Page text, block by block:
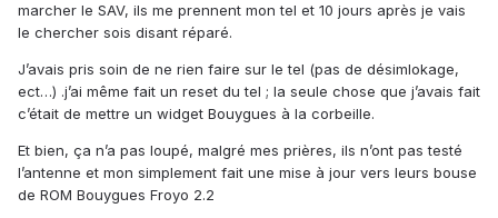
marcher le SAV, ils me prennent mon tel et 10 jours après je vais
le chercher sois disant réparé.
J’avais pris soin de ne rien faire sur le tel (pas de désimlokage,
ect…) .j’ai même fait un reset du tel ; la seule chose que j’avais fait
c’était de mettre un widget Bouygues à la corbeille.
Et bien, ça n’a pas loupé, malgré mes prières, ils n’ont pas testé
l’antenne et mon simplement fait une mise à jour vers leurs bouse
de ROM Bouygues Froyo 2.2